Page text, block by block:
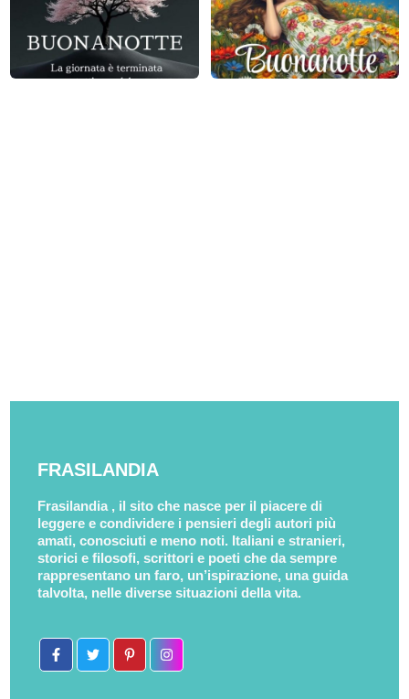
FRASILANDIA
Frasilandia , il sito che nasce per il piacere di
leggere e condividere i pensieri degli autori più
amati, conosciuti e meno noti. Italiani e stranieri,
storici e filosofi, scrittori e poeti che da sempre
rappresentano un faro, un’ispirazione, una guida
talvolta, nelle diverse situazioni della vita.